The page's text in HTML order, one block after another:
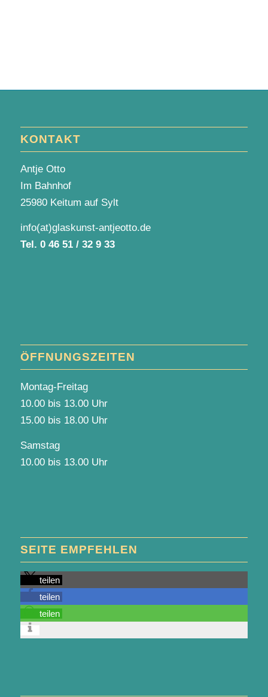
KONTAKT
Antje Otto
Im Bahnhof
25980 Keitum auf Sylt
info(at)glaskunst-antjeotto.de
Tel. 0 46 51 / 32 9 33
ÖFFNUNGSZEITEN
Montag-Freitag
10.00 bis 13.00 Uhr
15.00 bis 18.00 Uhr
Samstag
10.00 bis 13.00 Uhr
SEITE EMPFEHLEN
teilen
teilen
teilen